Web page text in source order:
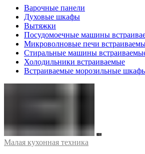
Варочные панели
Духовые шкафы
Вытяжки
Посудомоечные машины
Микроволновые печи
Стиральные машины
Холодильники встраиваемые
Встраиваемые морозильные
Малая кухонная техника